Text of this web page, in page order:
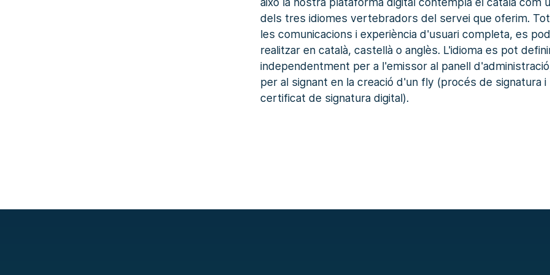
dels tres idiomes vertebradors del servei que oferim.
les comunicacions i experiència d'usuari completa, es
realitzar en català, castellà o anglès. L'idioma es pot
independentment per a l'emissor al panell
per al signant en la creació d'un fly (procés de signatura i
certificat de signatura digital).